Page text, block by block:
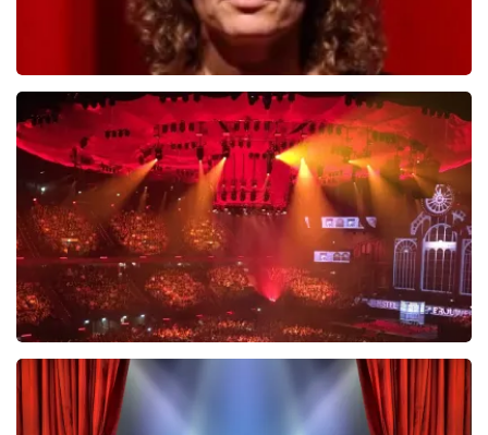
Esther van der Voort
488laatste 30 minuten
BESTEL NU
Vrienden Van Amstel Live
423 laatste 30 minuten